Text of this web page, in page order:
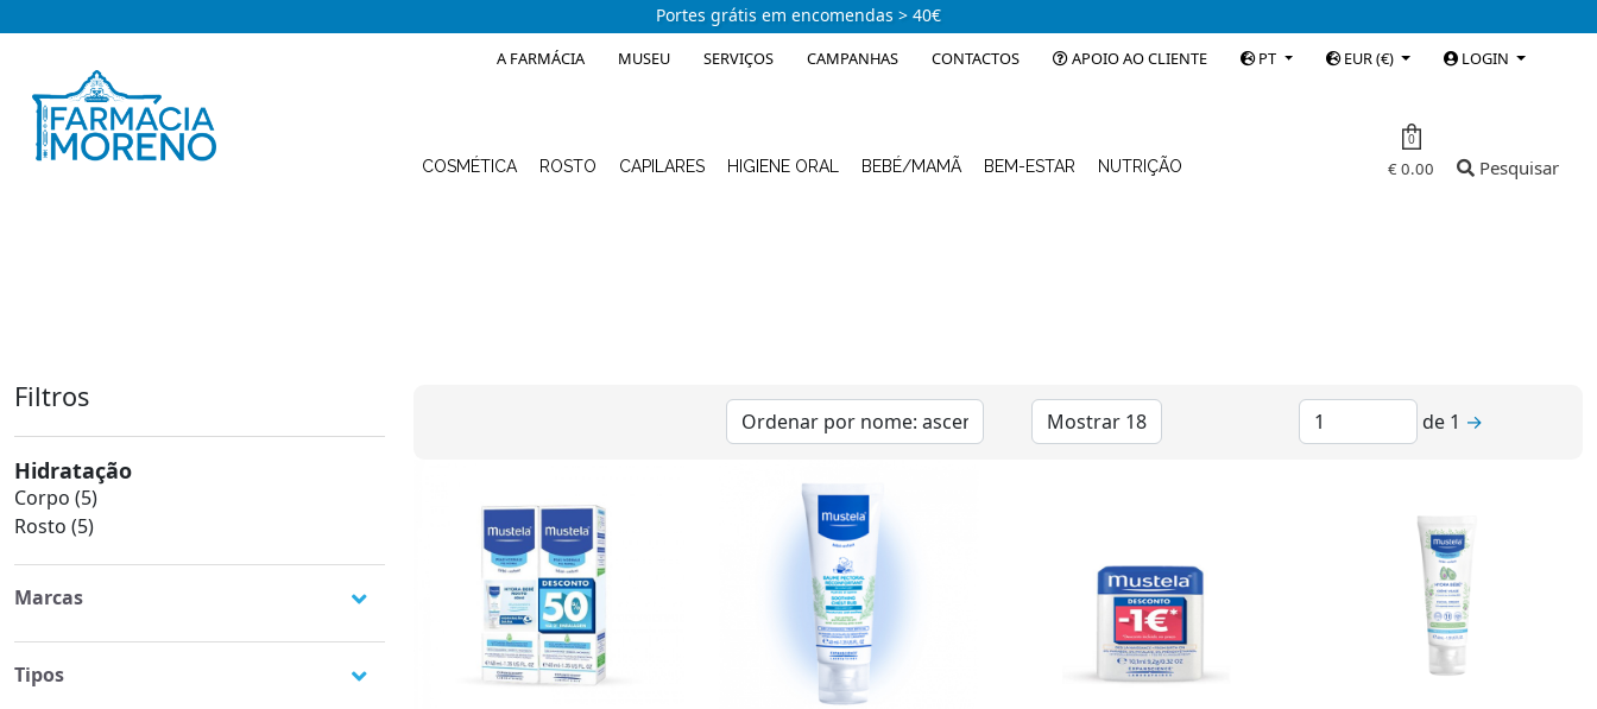
Portes grátis em encomendas > 40€
A FARMÁCIA MUSEU SERVIÇOS CAMPANHAS CONTACTOS APOIO AO CLIENTE PT EUR (€) LOGIN
COSMÉTICA ROSTO CAPILARES HIGIENE ORAL BEBÉ/MAMÃ BEM-ESTAR NUTRIÇÃO
0
€ 0.00 Pesquisar
Filtros
Hidratação
Corpo (5)
Rosto (5)
Marcas
Tipos
de 1 →